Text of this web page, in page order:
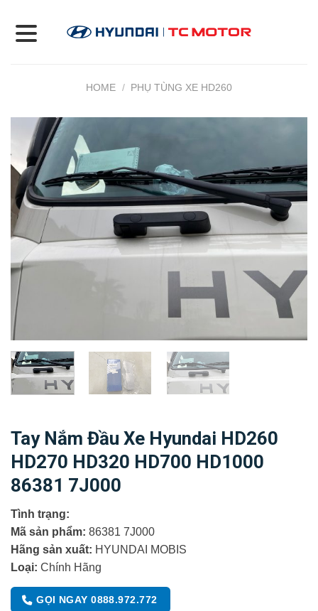
content
HOME / PHỤ TÙNG XE HD260
Tay Nắm Đầu Xe Hyundai HD260
HD270 HD320 HD700 HD1000
86381 7J000
Tình trạng:
Mã sản phẩm: 86381 7J000
Hãng sản xuất: HYUNDAI MOBIS
Loại: Chính Hãng
GỌI NGAY 0888.972.772